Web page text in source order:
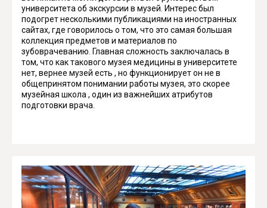
университета об экскурсии в музей. Интерес был
подогрет несколькими публикациями на иностранных
сайтах, где говорилось о том, что это самая большая
коллекция предметов и материалов по
зубоврачеванию. Главная сложность заключалась в
том, что как такового музея медицины в университете
нет, вернее музей есть , но функционирует он не в
общепринятом понимании работы музея, это скорее
музейная школа , один из важнейших атрибутов
подготовки врача.